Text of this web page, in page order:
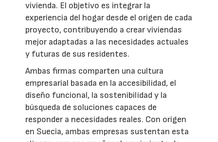
vivienda. El objetivo es integrar la
experiencia del hogar desde el origen de cada
proyecto, contribuyendo a crear viviendas
mejor adaptadas a las necesidades actuales
y futuras de sus residentes.
Ambas firmas comparten una cultura
empresarial basada en la accesibilidad, el
diseño funcional, la sostenibilidad y la
búsqueda de soluciones capaces de
responder a necesidades reales. Con origen
en Suecia, ambas empresas sustentan esta